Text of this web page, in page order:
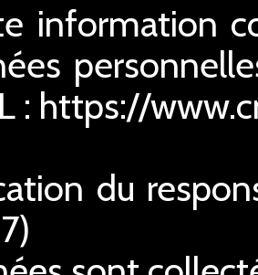
information
: https://
du